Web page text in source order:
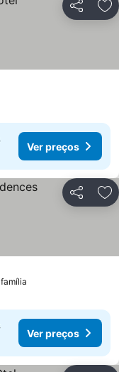
Partilhar
Ver preços
Partilhar
Ver preços